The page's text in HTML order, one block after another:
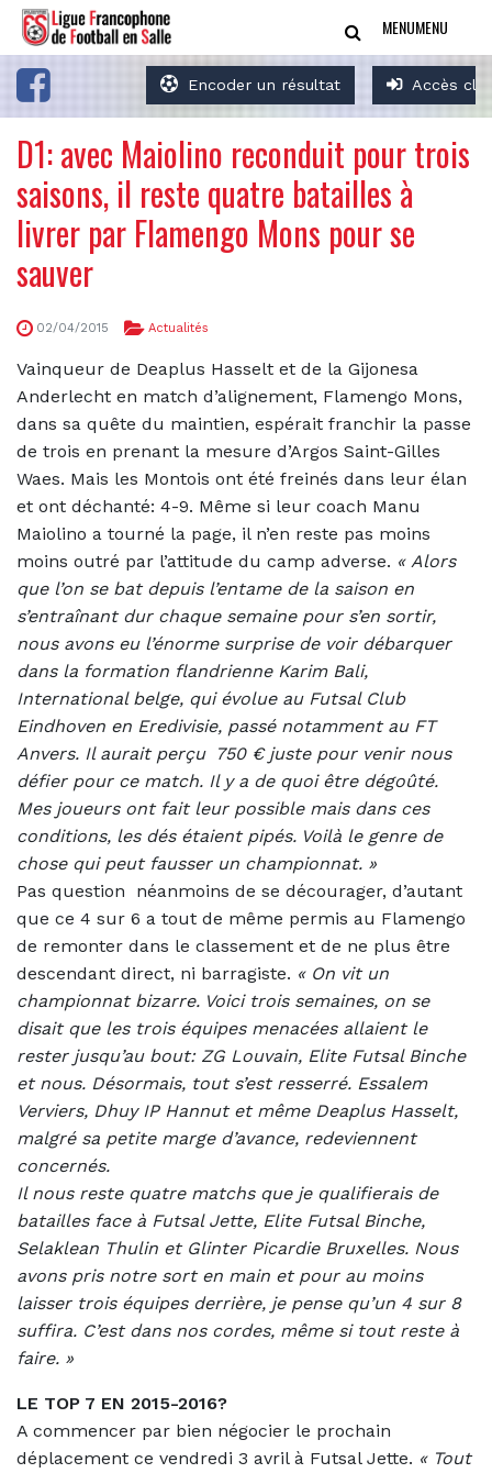
Encoder un résultat Accès
MENUMENU
D1: avec Maiolino reconduit pour trois
saisons, il reste quatre batailles à
livrer par Flamengo Mons pour se
sauver
02/04/2015 Actualités
Vainqueur de Deaplus Hasselt et de la Gijonesa
Anderlecht en match d’alignement, Flamengo Mons,
dans sa quête du maintien, espérait franchir la passe
de trois en prenant la mesure d’Argos Saint-Gilles
Waes. Mais les Montois ont été freinés dans leur élan
et ont déchanté: 4-9. Même si leur coach Manu
Maiolino a tourné la page, il n’en reste pas moins
moins outré par l’attitude du camp adverse. « Alors
que l’on se bat depuis l’entame de la saison en
s’entraînant dur chaque semaine pour s’en sortir,
nous avons eu l’énorme surprise de voir débarquer
dans la formation flandrienne Karim Bali,
International belge, qui évolue au Futsal Club
Eindhoven en Eredivisie, passé notamment au FT
Anvers. Il aurait perçu
750 € juste pour venir nous
défier pour ce match. Il y a de quoi être dégoûté.
Mes joueurs ont fait leur possible mais dans ces
conditions, les dés étaient pipés. Voilà le genre de
chose qui peut fausser un championnat. »
Pas question
néanmoins de se décourager, d’autant
que ce 4 sur 6 a tout de même permis au Flamengo
de remonter dans le classement et de ne plus être
descendant direct, ni barragiste. « On vit un
championnat bizarre. Voici trois semaines, on se
disait que les trois équipes menacées allaient le
rester jusqu’au bout: ZG Louvain, Elite Futsal Binche
et nous. Désormais, tout s’est resserré. Essalem
Verviers, Dhuy IP Hannut et même Deaplus Hasselt,
malgré sa petite marge d’avance, redeviennent
concernés.
Il nous reste quatre matchs que je qualifierais de
batailles face à Futsal Jette, Elite Futsal Binche,
Selaklean Thulin et Glinter Picardie Bruxelles. Nous
avons pris notre sort en main et pour au moins
laisser trois équipes derrière, je pense qu’un 4 sur 8
suffira. C’est dans nos cordes, même si tout reste à
faire. »
LE TOP 7 EN 2015-2016?
A commencer par bien négocier le prochain
déplacement ce vendredi 3 avril à Futsal Jette. « Tout